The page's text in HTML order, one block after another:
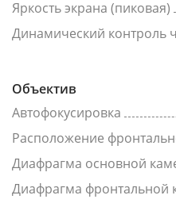
Яркость экрана (пиковая)
Динамический контроль
Объектив
Автофокусировка
Расположение
Диафрагма основной
Диафрагма фронтальной